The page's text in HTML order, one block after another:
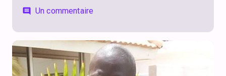
comment Un commentaire